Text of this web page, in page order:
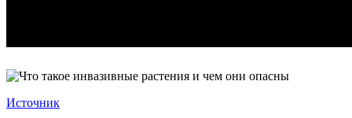
Источник